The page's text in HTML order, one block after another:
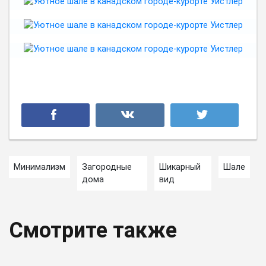
Минимализм
Загородные
дома
Шикарный
вид
Шале
Смотрите также